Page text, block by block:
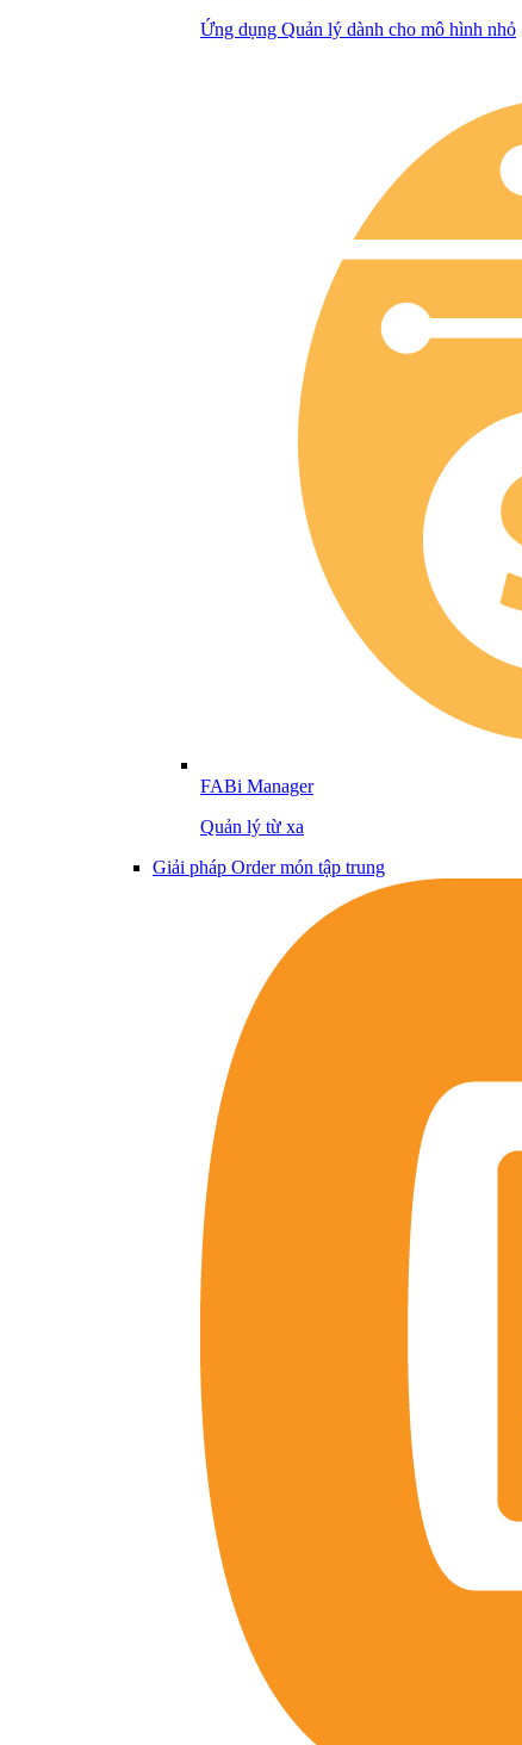
Ứng dụng Quản lý dành cho mô hình nhỏ
FABi Manager
Quản lý từ xa
Giải pháp Order món tập trung